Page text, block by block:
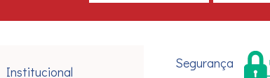
Institucional
Segurança